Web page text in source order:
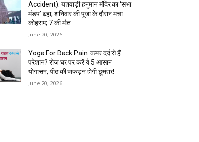
Accident): यशवाड़ी हनुमान मंदिर का ‘सभा
मंडप’ ढहा, शनिवार की पूजा के दौरान मचा
कोहराम; 7 की मौत
June 20, 2026
Yoga For Back Pain: कमर दर्द से हैं
परेशान? रोज घर पर करें ये 5 आसान
योगासन, पीठ की जकड़न होगी छूमंतर!
June 20, 2026